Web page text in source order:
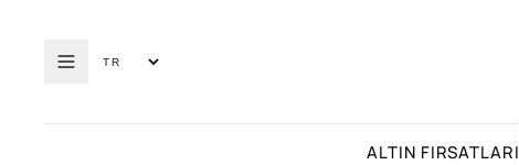
ALTIN FIRSATLARI